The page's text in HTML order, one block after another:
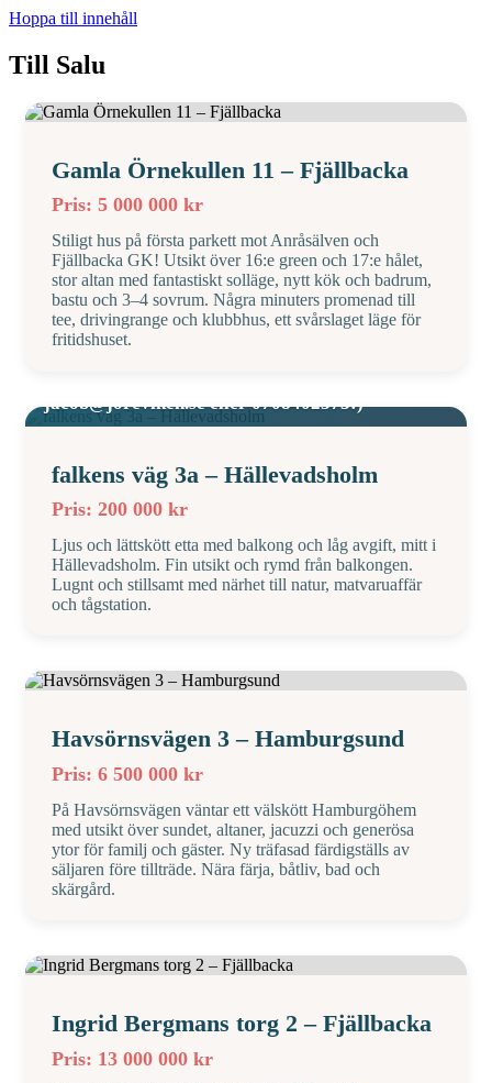
Hoppa till innehåll
Till Salu
Gamla Örnekullen 11 – Fjällbacka
Pris: 5 000 000 kr
Stiligt hus på första parkett mot Anråsälven och
Fjällbacka GK! Utsikt över 16:e green och 17:e hålet,
stor altan med fantastiskt solläge, nytt kök och badrum,
bastu och 3–4 sovrum. Några minuters promenad till
tee, drivingrange och klubbhus, ett svårslaget läge för
fritidshuset.
jacob@joreviken.se eller 0708402373!)
falkens väg 3a – Hällevadsholm
Pris: 200 000 kr
Ljus och lättskött etta med balkong och låg avgift, mitt i
Hällevadsholm. Fin utsikt och rymd från balkongen.
Lugnt och stillsamt med närhet till natur, matvaruaffär
och tågstation.
Havsörnsvägen 3 – Hamburgsund
Pris: 6 500 000 kr
På Havsörnsvägen väntar ett välskött Hamburgöhem
med utsikt över sundet, altaner, jacuzzi och generösa
ytor för familj och gäster. Ny träfasad färdigställs av
säljaren före tillträde. Nära färja, båtliv, bad och
skärgård.
Ingrid Bergmans torg 2 – Fjällbacka
Pris: 13 000 000 kr